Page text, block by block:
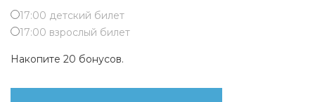
17:00 детский билет
17:00 взрослый билет
Накопите 20 бонусов.